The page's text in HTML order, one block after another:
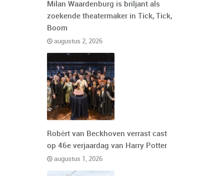
Milan Waardenburg is briljant als
zoekende theatermaker in Tick, Tick,
Boom
augustus 2, 2026
Robèrt van Beckhoven verrast cast
op 46e verjaardag van Harry Potter
augustus 1, 2026